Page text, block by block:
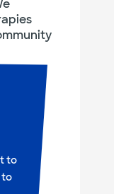
to
to